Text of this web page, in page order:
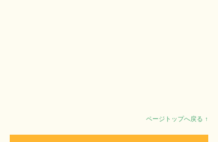
ページトップへ戻る ↑